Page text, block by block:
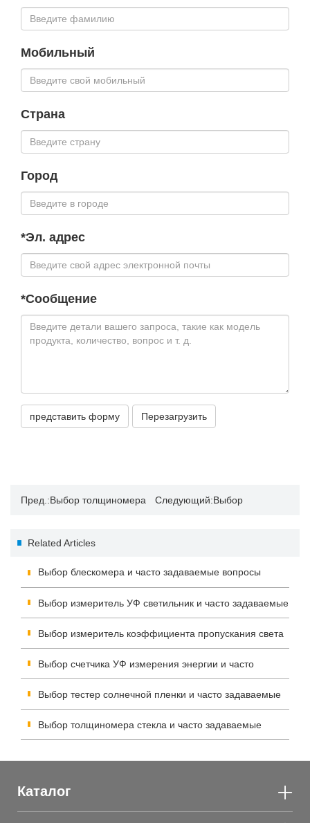
Мобильный
Страна
Город
*Эл. адрес
*Сообщение
представить форму Перезагрузить
Пред.:Выбор толщиномера Следующий:Выбор
задаваемые вопросы
Related Articles
Выбор блескомера и часто задаваемые вопросы
Выбор измеритель УФ светильник и часто задаваемые
вопросы
Выбор измеритель коэффициента пропускания света
Linshang и часто задаваемые вопросы
Выбор счетчика УФ измерения энергии и часто
задаваемые вопросы
Выбор тестер солнечной пленки и часто задаваемые
вопросы
Выбор толщиномера стекла и часто задаваемые
Каталог